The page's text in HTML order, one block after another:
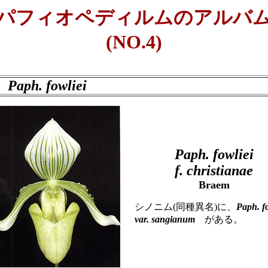
フィオペディルムのアルバ
(NO.4)
Paph. fowliei
Paph. fowliei
f. christianae
Braem
シノニム(同種異名)に、 Paph.
var. sangianum がある。